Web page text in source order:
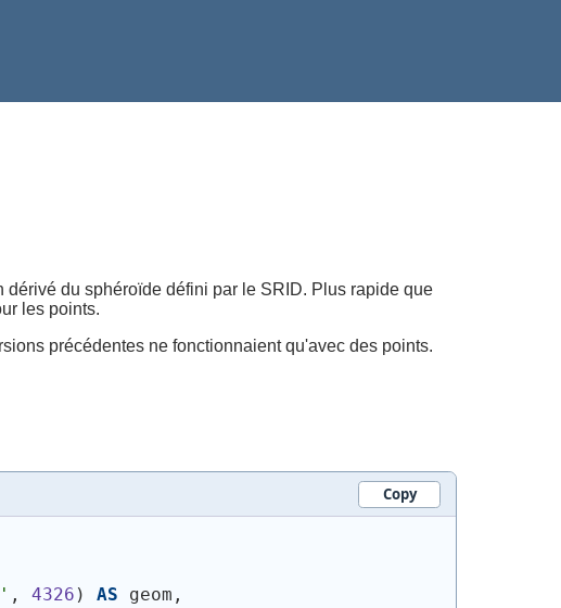
du sphéroïde défini par le SRID. Plus rapide que
les points.
précédentes ne fonctionnaient qu'avec des points.
Copy
' , 4326 ) AS geom,